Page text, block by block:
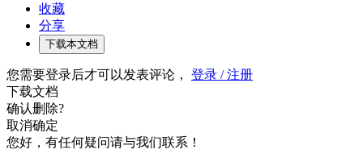
收藏
分享
下载本文档
您需要登录后才可以发表评论， 登录 / 注册
下载文档
确认删除?
取消确定
您好，有任何疑问请与我们联系！